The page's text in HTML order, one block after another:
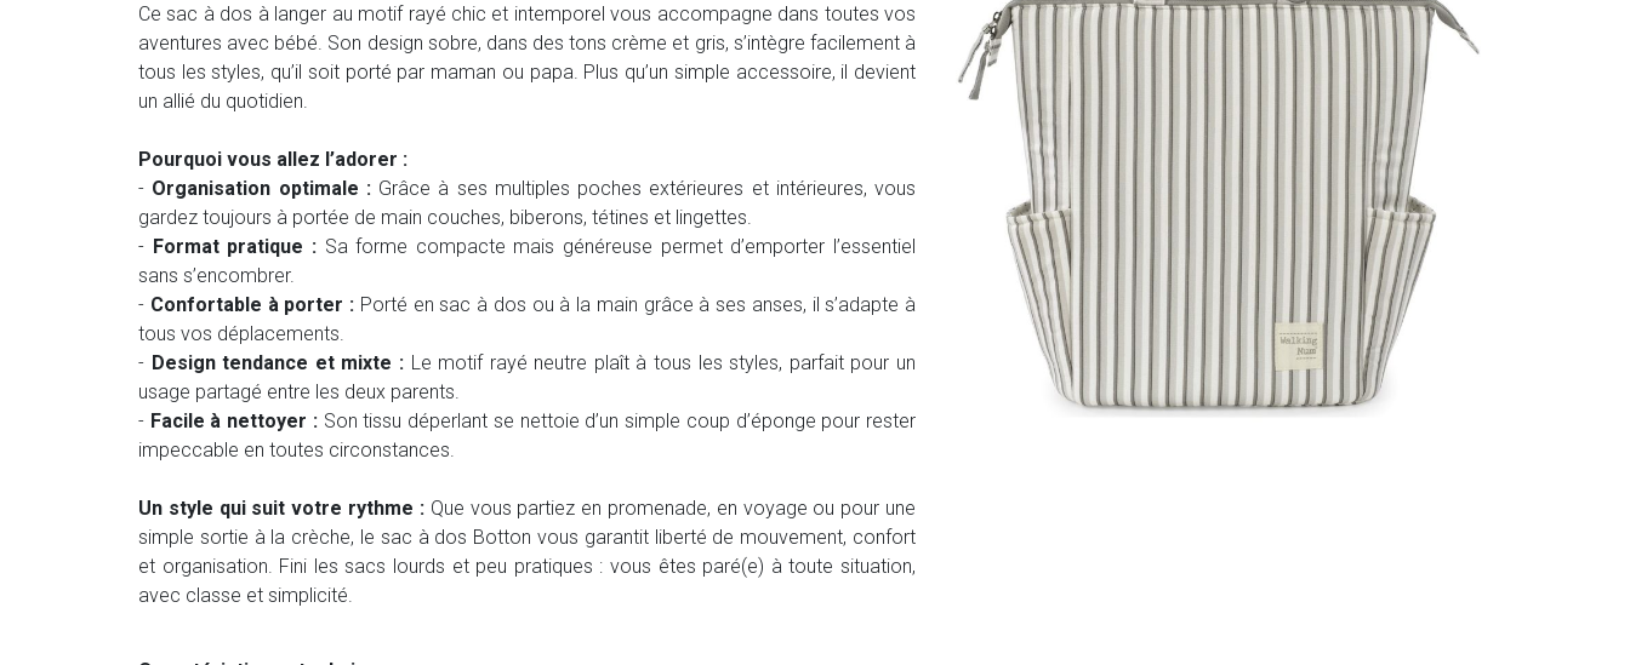
Ce sac à dos à langer au motif rayé chic et intemporel vous accompagne dans toutes vos
aventures avec bébé. Son design sobre, dans des tons crème et gris, s’intègre facilement à
tous les styles, qu’il soit porté par maman ou papa. Plus qu’un simple accessoire, il devient
un allié du quotidien.
Pourquoi vous allez l’adorer :
- Organisation optimale :Grâce à ses multiples poches extérieures et intérieures, vous
gardez toujours à portée de main couches, biberons, tétines et lingettes.
- Format pratique :Sa forme compacte mais généreuse permet d’emporter l’essentiel
sans s’encombrer.
- Confortable à porter : Porté en sac à dos ou à la main grâce à ses anses, il s’adapte à
tous vos déplacements.
- Design tendance et mixte :Le motif rayé neutre plaît à tous les styles, parfait pour un
usage partagé entre les deux parents.
- Facile à nettoyer :Son tissu déperlant se nettoie d’un simple coup d’éponge pour rester
impeccable en toutes circonstances.
Un style qui suit votre rythme :Que vous partiez en promenade, en voyage ou pour une
simple sortie à la crèche, le sac à dos Botton vous garantit liberté de mouvement, confort
et organisation. Fini les sacs lourds et peu pratiques : vous êtes paré(e) à toute situation,
avec classe et simplicité.